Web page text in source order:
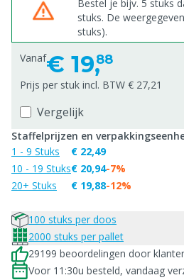
Bestel je bijv. 5 stuks
stuks. De
stuks).
Vanaf€ 19,88
Prijs per stuk incl. BTW € 27,21
Vergelijk
Staffelprijzen en
1 - 9 Stuks
10 - 19 Stuks
20+ Stuks
€ 22,49
€ 20,94
€ 19,88
-7%
-12%
100 stuks per doos
2000 stuks per pallet
29199 beoordelingen door
Voor 11:30u besteld, vandaag